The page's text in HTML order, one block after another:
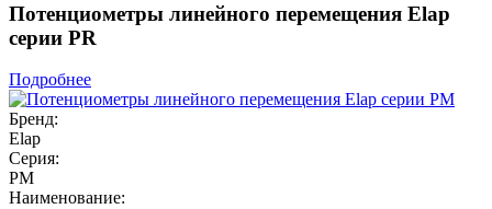
Потенциометры линейного перемещения Elap
серии PR
Подробнее
Бренд:
Elap
Серия:
PM
Наименование: